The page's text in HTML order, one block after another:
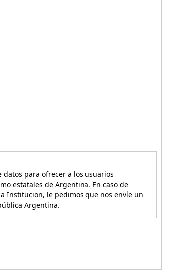
para ofrecer a los usuarios
estatales de Argentina. En caso de
Institucion, le pedimos que nos envíe un
Argentina.